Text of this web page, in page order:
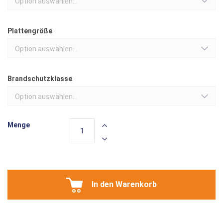
Plattengröße
Option auswählen...
Brandschutzklasse
Option auswählen...
Menge
In den Warenkorb